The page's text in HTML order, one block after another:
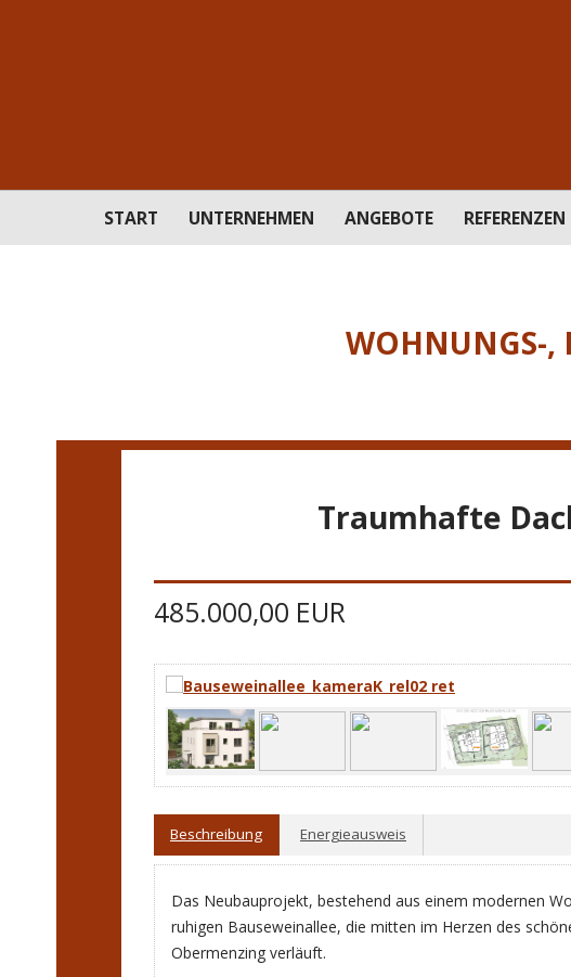
START UNTERNEHMEN ANGEBOTE REFERENZEN
WOHNUNGS-,
Traumhafte
485.000,00 EUR
Beschreibung Energieausweis
Das Neubauprojekt, bestehend aus einem modernen
ruhigen Bauseweinallee, die mitten im Herzen des
Obermenzing verläuft.